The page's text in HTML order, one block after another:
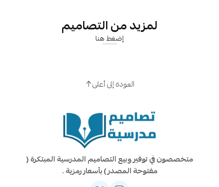
لمزيد من التصاميم
إضغط هنا
العودة إلى أعلى
متخصصون في توفير وبيع التصاميم المدرسية المبتكرة (
مفتوحة المصدر ) بأسعار رمزية .